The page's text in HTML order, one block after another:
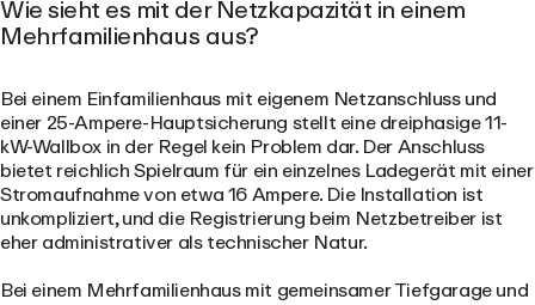
Wie sieht es mit der Netzkapazität in einem
Mehrfamilienhaus aus?
Bei einem Einfamilienhaus mit eigenem Netzanschluss und
einer 25-Ampere-Hauptsicherung stellt eine dreiphasige 11-
kW-Wallbox in der Regel kein Problem dar. Der Anschluss
bietet reichlich Spielraum für ein einzelnes Ladegerät mit einer
Stromaufnahme von etwa 16 Ampere. Die Installation ist
unkompliziert, und die Registrierung beim Netzbetreiber ist
eher administrativer als technischer Natur.
Bei einem Mehrfamilienhaus mit gemeinsamer Tiefgarage und